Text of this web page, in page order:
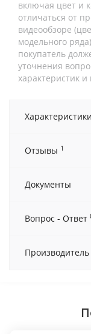
включая цвет и
отличаться от
видеообзоре
модельного
покупатель
уточнения
характеристик
Характеристики
Отзывы 1
Документы
Вопрос - Ответ